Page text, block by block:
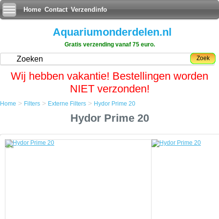
Home Contact Verzendinfo
Aquariumonderdelen.nl
Gratis verzending vanaf 75 euro.
Zoek
Wij hebben vakantie! Bestellingen worden
NIET verzonden!
Hydor Prime 20
Hydor Prime 20
Home > Filters > Externe Filters > Hydor Prime 20
Hydor Prime 20